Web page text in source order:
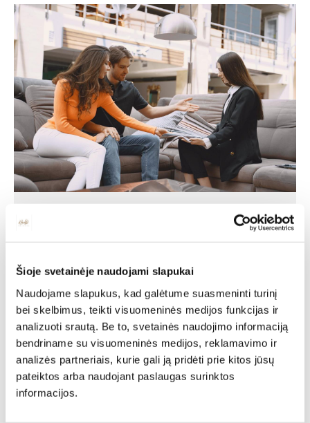
Šioje svetainėje naudojami slapukai
Naudojame slapukus, kad galėtume suasmeninti turinį
bei skelbimus, teikti visuomeninės medijos funkcijas ir
analizuoti srautą. Be to, svetainės naudojimo informaciją
bendriname su visuomeninės medijos, reklamavimo ir
analizės partneriais, kurie gali ją pridėti prie kitos jūsų
pateiktos arba naudojant paslaugas surinktos
informacijos.
Individuali
specialisto
konsultacija
Deinavos baldų specialistai puikiai išmanantys ir
pasiruošę Jums padėti susikurti savo svajonių interjerą!
Padėsim parengti planus iš išmatavimus geriausiam
rezultatui pasiekti.